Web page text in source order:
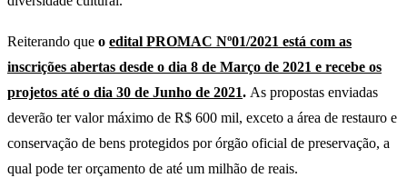
Reiterando que o edital PROMAC Nº01/2021 está com as
inscrições abertas desde o dia 8 de Março de 2021 e recebe os
projetos até o dia 30 de Junho de 2021. As propostas enviadas
deverão ter valor máximo de R$ 600 mil, exceto a área de restauro e
conservação de bens protegidos por órgão oficial de preservação, a
qual pode ter orçamento de até um milhão de reais.